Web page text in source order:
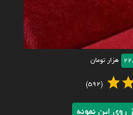
هزار تومان
(592)
این نمونه